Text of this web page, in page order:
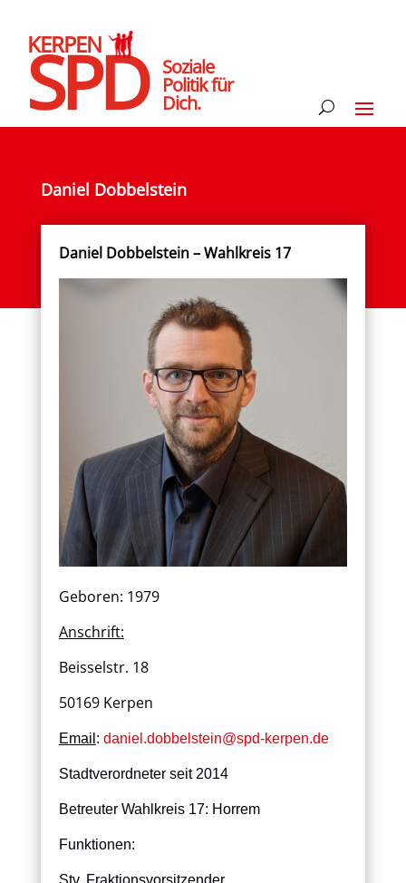
SPD
KERPEN
Soziale
Politik für
Dich.
Daniel Dobbelstein
Daniel Dobbelstein – Wahlkreis 17
Geboren: 1979
Anschrift:
Beisselstr. 18
50169 Kerpen
Email : daniel.dobbelstein@spd-kerpen.de
Stadtverordneter seit 2014
Betreuter Wahlkreis 17: Horrem
Funktionen: